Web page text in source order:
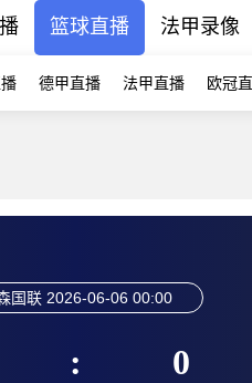
篮球直播 法甲录像
德甲直播 法甲直播 欧冠
国联 2026-06-06 00:00
: 0